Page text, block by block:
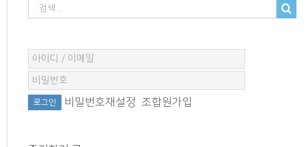
비밀번호재설정 조합원가입